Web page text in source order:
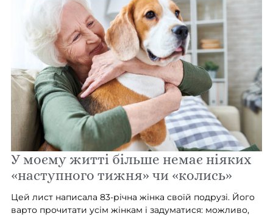
У моєму житті більше немає ніяких
«наступного тижня» чи «колись»
Цей лист написала 83-річна жінка своїй подрузі. Його
варто прочитати усім жінкам і задуматися: можливо,